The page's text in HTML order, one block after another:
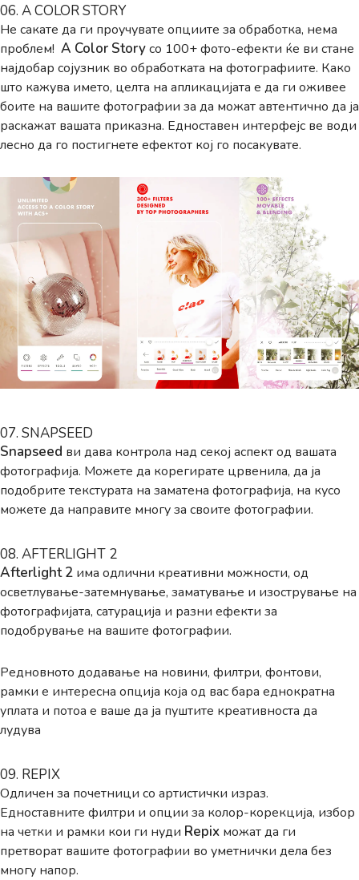
06. A COLOR STORY
Не сакате да ги проучувате опциите за обработка, нема
проблем! A Color Storyсо 100+ фото-ефекти ќе ви стане
најдобар сојузник во обработката на фотографиите. Како
што кажува името, целта на апликацијата е да ги оживее
боите на вашите фотографии за да можат автентично да ја
раскажат вашата приказна. Едноставен интерфејс ве води
лесно да го постигнете ефектот кој го посакувате.
07. SNAPSEED
Snapseed ви дава контрола над секој аспект од вашата
фотографија. Можете да корегирате црвенила, да ја
подобрите текстурата на заматена фотографија, на кусо
можете да направите многу за своите фотографии.
08. AFTERLIGHT 2
Afterlight 2 има одлични креативни можности, од
осветлување-затемнување, заматување и изострување на
фотографијата, сатурација и разни ефекти за
подобрување на вашите фотографии.
Редновното додавање на новини, филтри, фонтови,
рамки е интересна опција која од вас бара еднократна
уплата и потоа е ваше да ја пуштите креативноста да
лудува
09. REPIX
Одличен за почетници со артистички израз.
Едноставните филтри и опции за колор-корекција, избор
на четки и рамки кои ги нуди Repix можат да ги
претворат вашите фотографии во уметнички дела без
многу напор.